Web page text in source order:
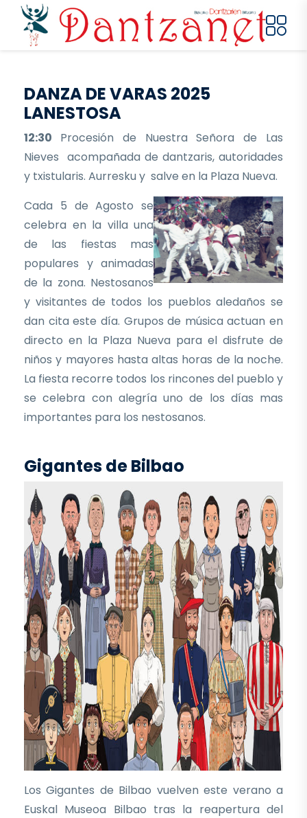
Pasar al contenido principal
DANZA DE VARAS 2025
LANESTOSA
12:30 Procesión de Nuestra Señora de Las
Nieves acompañada de dantzaris, autoridades
y txistularis. Aurresku y salve en la Plaza Nueva.
Cada 5 de Agosto se
celebra en la villa una
de las fiestas mas
populares y animadas
de la zona. Nestosanos
y visitantes de todos los pueblos aledaños se
dan cita este día. Grupos de música actuan en
directo en la Plaza Nueva para el disfrute de
niños y mayores hasta altas horas de la noche.
La fiesta recorre todos los rincones del pueblo y
se celebra con alegría uno de los días mas
importantes para los nestosanos.
Gigantes de Bilbao
Los Gigantes de Bilbao vuelven este verano a
Euskal Museoa Bilbao tras la reapertura del